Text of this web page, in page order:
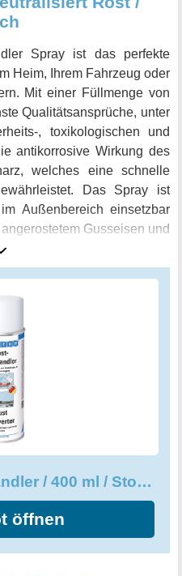
Spray ist das perfekte
Heim, Ihrem Fahrzeug oder
Mit einer Füllmenge von
Qualitätsansprüche, unter
, toxikologischen und
antikorrosive Wirkung des
welches eine schnelle
Das Spray ist
Außenbereich einsetzbar
Gusseisen und
ein hervorragendes
Deckkraft, so dass es für
Kraftfahrzeuge oder
Anwendungen in
möglich. Die Farbe des
Somit kann es als
und eignet sich als
Flächen. Es ist leicht
sowie schwermetallfrei.
Rost-Umwandler
für alle, die ihre Materialien
möchten.
WEICON Rost-Umwandler / 400 ml / Stoppt Korrosion / Neutralisiert
öffnen